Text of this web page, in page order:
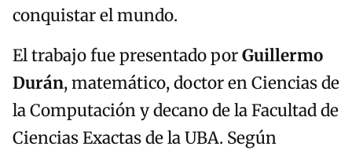
conquistar el mundo.
El trabajo fue presentado porGuillermo
Durán, matemático, doctor en Ciencias de
la Computación y decano de la Facultad de
Ciencias Exactas de la UBA. Según